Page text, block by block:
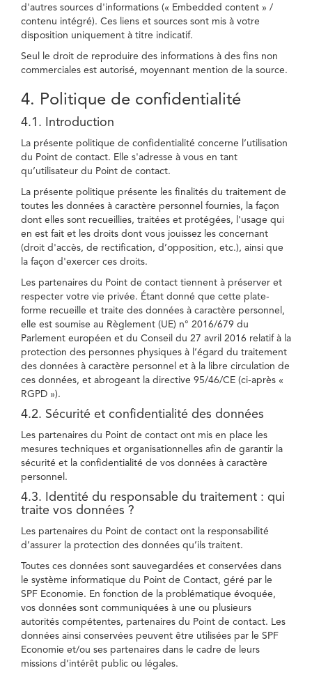
d'autres sources d'informations (« Embedded content » /
contenu intégré). Ces liens et sources sont mis à votre
disposition uniquement à titre indicatif.
Seul le droit de reproduire des informations à des fins non
commerciales est autorisé, moyennant mention de la source.
4. Politique de confidentialité
4.1. Introduction
La présente politique de confidentialité concerne l’utilisation
du Point de contact. Elle s'adresse à vous en tant
qu’utilisateur du Point de contact.
La présente politique présente les finalités du traitement de
toutes les données à caractère personnel fournies, la façon
dont elles sont recueillies, traitées et protégées, l'usage qui
en est fait et les droits dont vous jouissez les concernant
(droit d'accès, de rectification, d’opposition, etc.), ainsi que
la façon d'exercer ces droits.
Les partenaires du Point de contact tiennent à préserver et
respecter votre vie privée. Étant donné que cette plate-
forme recueille et traite des données à caractère personnel,
elle est soumise au Règlement (UE) n° 2016/679 du
Parlement européen et du Conseil du 27 avril 2016 relatif à la
protection des personnes physiques à l’égard du traitement
des données à caractère personnel et à la libre circulation de
ces données, et abrogeant la directive 95/46/CE (ci-après «
RGPD »).
4.2. Sécurité et confidentialité des données
Les partenaires du Point de contact ont mis en place les
mesures techniques et organisationnelles afin de garantir la
sécurité et la confidentialité de vos données à caractère
personnel.
4.3. Identité du responsable du traitement : qui
traite vos données ?
Les partenaires du Point de contact ont la responsabilité
d’assurer la protection des données qu’ils traitent.
Toutes ces données sont sauvegardées et conservées dans
le système informatique du Point de Contact, géré par le
SPF Economie. En fonction de la problématique évoquée,
vos données sont communiquées à une ou plusieurs
autorités compétentes, partenaires du Point de contact. Les
données ainsi conservées peuvent être utilisées par le SPF
Economie et/ou ses partenaires dans le cadre de leurs
missions d’intérêt public ou légales.